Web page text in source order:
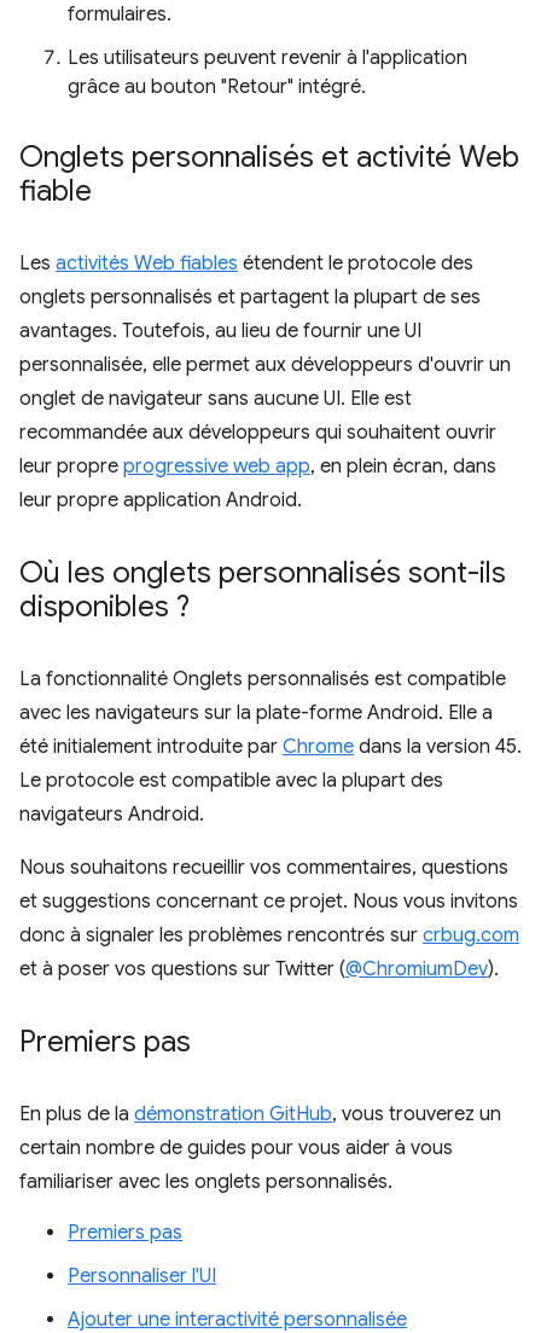
formulaires.
Les utilisateurs peuvent revenir à l'application
grâce au bouton "Retour" intégré.
Onglets personnalisés et activité Web
fiable
Les activités Web fiables étendent le protocole des
onglets personnalisés et partagent la plupart de ses
avantages. Toutefois, au lieu de fournir une UI
personnalisée, elle permet aux développeurs d'ouvrir un
onglet de navigateur sans aucune UI. Elle est
recommandée aux développeurs qui souhaitent ouvrir
leur propre progressive web app, en plein écran, dans
leur propre application Android.
Où les onglets personnalisés sont-ils
disponibles ?
La fonctionnalité Onglets personnalisés est compatible
avec les navigateurs sur la plate-forme Android. Elle a
été initialement introduite par Chrome dans la version 45.
Le protocole est compatible avec la plupart des
navigateurs Android.
Nous souhaitons recueillir vos commentaires, questions
et suggestions concernant ce projet. Nous vous invitons
donc à signaler les problèmes rencontrés sur crbug.com
et à poser vos questions sur Twitter (@ChromiumDev).
Premiers pas
En plus de la démonstration GitHub, vous trouverez un
certain nombre de guides pour vous aider à vous
familiariser avec les onglets personnalisés.
Premiers pas
Personnaliser l'UI
Ajouter une interactivité personnalisée